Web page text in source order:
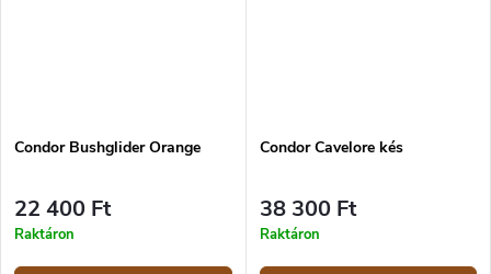
Condor Bushglider Orange
22 400 Ft
Raktáron
Condor Cavelore kés
38 300 Ft
Raktáron